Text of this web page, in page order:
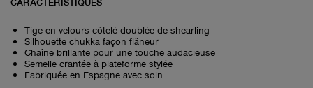
Tige en velours côtelé doublée de shearling
Silhouette chukka façon flâneur
Chaîne brillante pour une touche audacieuse
Semelle crantée à plateforme stylée
Fabriquée en Espagne avec soin